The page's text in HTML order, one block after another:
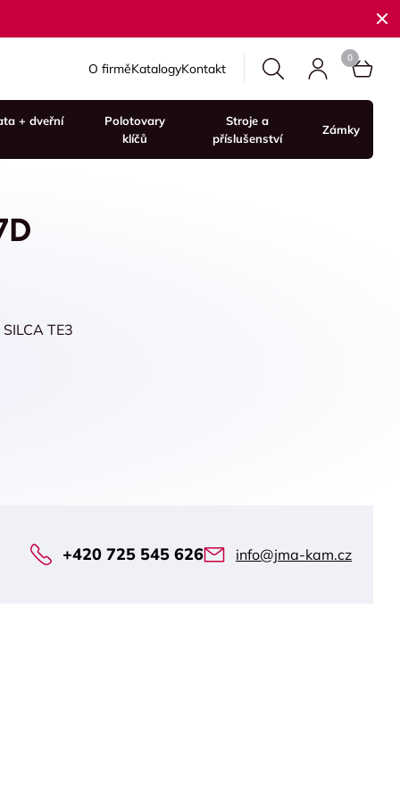
O firměKatalogyKontakt
+ dveřní
Polotovary
klíčů
Stroje a
příslušenství
Zámky
TE3
+420 725 545 626 info@jma-kam.cz